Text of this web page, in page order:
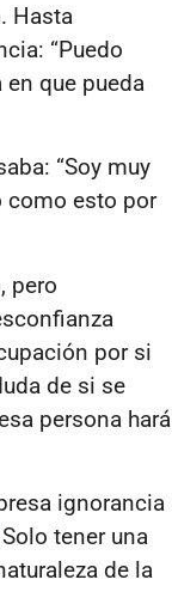
Hasta
“Puedo
que pueda
“Soy muy
como esto por
pero
por si
de si se
persona hará
ignorancia
tener una
de la